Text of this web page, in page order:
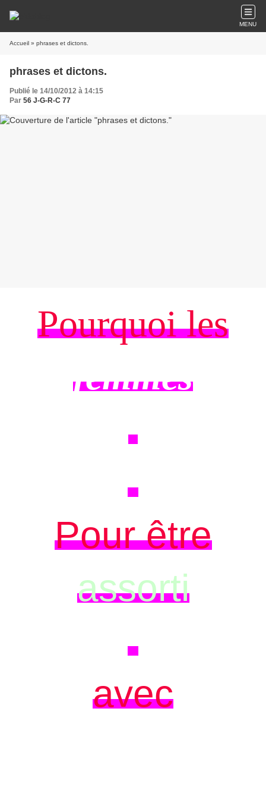
MENU
Accueil » phrases et dictons.
phrases et dictons.
Publié le 14/10/2012 à 14:15
Par 56 J-G-R-C 77
Pourquoi les
femmes
Pour être
assorti
avec